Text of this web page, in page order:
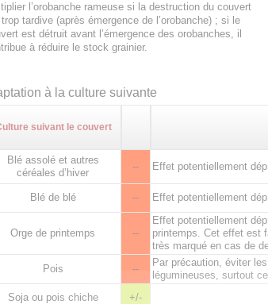
l’orobanche rameuse si la destruction du couvert
tardive (après émergence de l’orobanche) ; si le
est détruit avant l’émergence des orobanches, il
à réduire le stock grainier.
à la culture suivante
suivant le couvert
Blé assolé et autres
céréales d’hiver
-- Effet potentiellement
Blé de blé -- Effet potentiellement
Orge de printemps --
Effet potentiellement
printemps. Cet effet est
très marqué en cas de
Pois
--
Par précaution, éviter
légumineuses, surtout
Soja ou pois chiche
+/-